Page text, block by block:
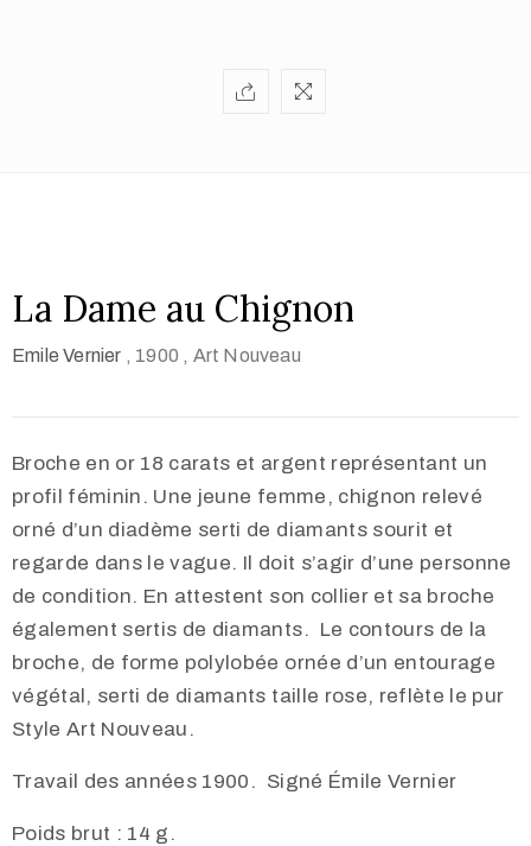
La Dame au Chignon
Emile Vernier , 1900 , Art Nouveau
Broche en or 18 carats et argent représentant un
profil féminin. Une jeune femme, chignon relevé
orné d’un diadème serti de diamants sourit et
regarde dans le vague. Il doit s’agir d’une personne
de condition. En attestent son collier et sa broche
également sertis de diamants. Le contours de la
broche, de forme polylobée ornée d’un entourage
végétal, serti de diamants taille rose, reflète le pur
Style Art Nouveau.
Travail des années 1900. Signé Émile Vernier
Poids brut : 14 g.